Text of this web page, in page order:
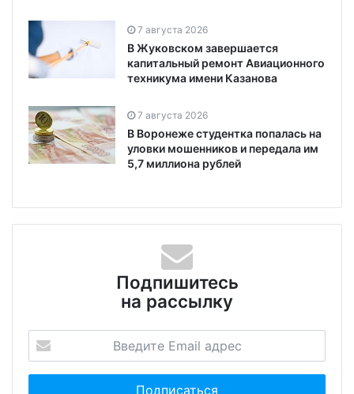
7 августа 2026
В Жуковском завершается
капитальный ремонт Авиационного
техникума имени Казанова
7 августа 2026
В Воронеже студентка попалась на
уловки мошенников и передала им
5,7 миллиона рублей
Подпишитесь
на рассылку